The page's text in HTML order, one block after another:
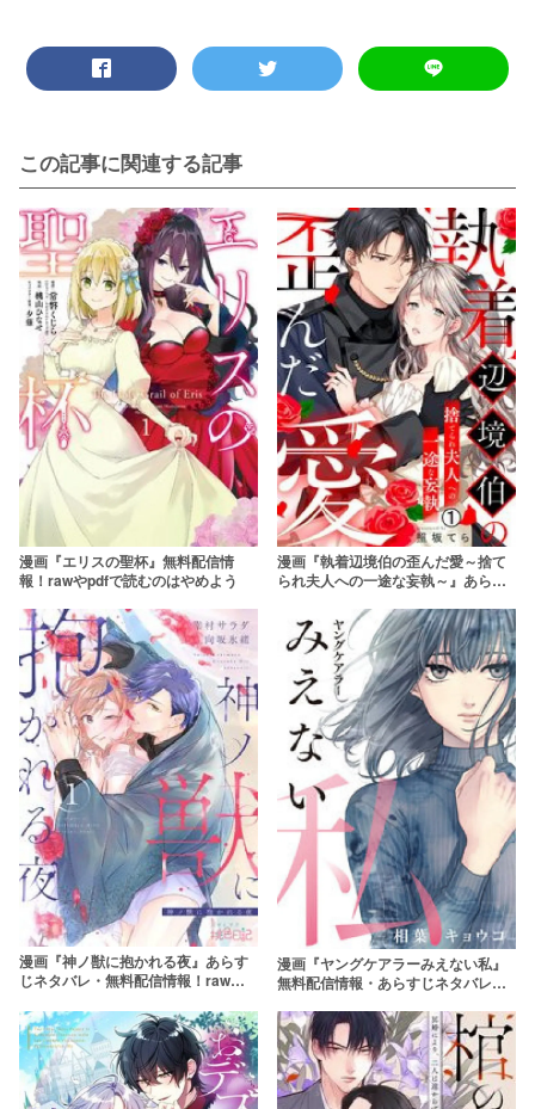
この記事に関連する記事
漫画『エリスの聖杯』無料配信情
報！rawやpdfで読むのはやめよう
漫画『執着辺境伯の歪んだ愛～捨て
られ夫人への一途な妄執～』あらす
pdfで読むのはやめよう
漫画『神ノ獣に抱かれる夜』あらす
じネタバレ・無料配信情報！rawや
漫画『ヤングケアラーみえない私』
無料配信情報・あらすじネタバレ！